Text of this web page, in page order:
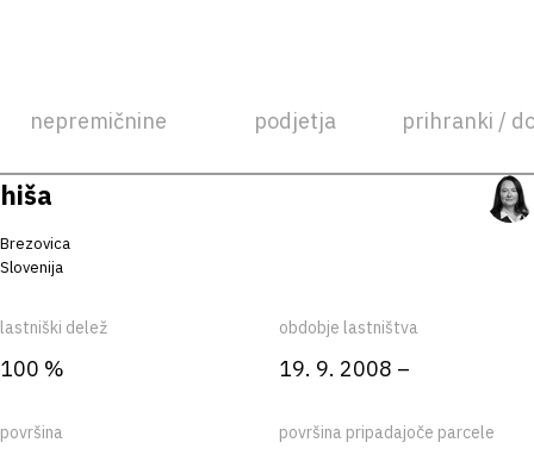
nepremičnine podjetja prihranki /
hiša
Brezovica
Slovenija
lastniški delež
100 %
obdobje lastništva
19. 9. 2008 –
površina površina pripadajoče parcele